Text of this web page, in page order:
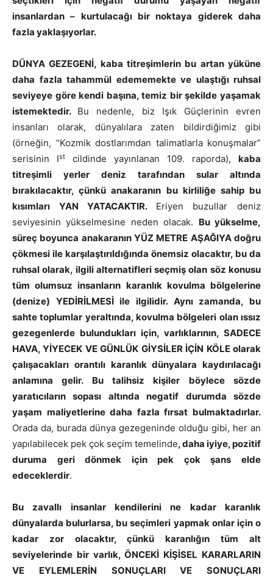
insanlardan– kurtulacağı bir noktaya giderek daha
fazla yaklaşıyorlar.
DÜNYA GEZEGENİ, kaba titreşimlerin bu artan yüküne
daha fazla tahammül edememekte ve ulaştığı ruhsal
seviyeye göre kendi başına, temiz bir şekilde yaşamak
istemektedir. Bu nedenle, biz Işık Güçlerinin evren
insanları olarak, dünyalılara zaten bildirdiğimiz gibi
(örneğin, “Kozmik dostlarımdan talimatlarla konuşmalar”
serisinin Ist cildinde yayınlanan 109. raporda), kaba
titreşimli yerler deniz tarafından sular altında
bırakılacaktır, çünkü anakaranın bu kirliliğe sahip bu
kısımları YAN YATACAKTIR. Eriyen buzullar deniz
seviyesinin yükselmesine neden olacak. Bu yükselme,
süreç boyunca anakaranın YÜZ METRE AŞAĞIYA doğru
çökmesi ile karşılaştırıldığında önemsiz olacaktır, bu da
ruhsal olarak, ilgili alternatifleri seçmiş olan söz konusu
tüm olumsuz insanların karanlık kovulma bölgelerine
(denize) YEDİRİLMESİ ile ilgilidir. Aynı zamanda, bu
sahte toplumlar yeraltında, kovulma bölgeleri olan ıssız
gezegenlerde bulundukları için, varlıklarının, SADECE
HAVA, YİYECEK VE GÜNLÜK GİYSİLER İÇİN KÖLE olarak
çalışacakları orantılı karanlık dünyalara kaydırılacağı
anlamına gelir. Bu talihsiz kişiler böylece sözde
yaratıcıların sopası altında negatif durumda sözde
yaşam maliyetlerine daha fazla fırsat bulmaktadırlar.
Orada da, burada dünya gezegeninde olduğu gibi, her an
yapılabilecek pek çok seçim temelinde, daha iyiye, pozitif
duruma geri dönmek için pek çok şans elde
edeceklerdir.
Bu zavallı insanlar kendilerini ne kadar karanlık
dünyalarda bulurlarsa, bu seçimleri yapmak onlar için o
kadar zor olacaktır, çünkü karanlığın tüm alt
seviyelerinde bir varlık, ÖNCEKİ KİŞİSEL KARARLARIN
VE EYLEMLERİN SONUÇLARI VE SONUÇLARI